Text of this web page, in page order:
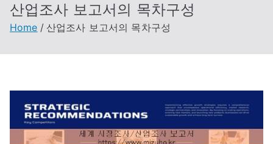
산업조사 보고서의 목차구성
Home 산업조사 보고서의 목차구성